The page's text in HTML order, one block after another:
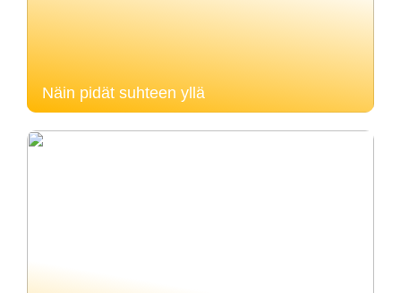
Näin pidät suhteen yllä